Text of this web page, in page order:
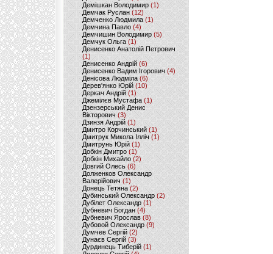
Демішкан Володимир(1)
Демчак Руслан (12)
Демченко Людмила (1)
Демчина Павло (4)
Демчишин Володимир (5)
Демчук Ольга(1)
Денисенко Анатолій Петрович
(1)
Денисенко Андрій (6)
Денисенко Вадим Ігорович (4)
Денісова Людміла(6)
Дерев'янко Юрій(10)
Деркач Андрій(1)
Джемілєв Мустафа (1)
Дзензерський Денис
Вікторович (3)
Дзинзя Андрій (1)
Дмитро Корчинський (1)
Дмитрук Микола Ілліч (1)
Дмитрунь Юрій (1)
Добкін Дмитро(1)
Добкін Михайло (2)
Довгий Олесь (6)
Долженков Олександр
Валерійович (1)
Донець Тетяна (2)
Дубинський Олександр(2)
Дубілет Олександр (1)
Дубневич Богдан (4)
Дубневич Ярослав (8)
Дубовой Олександр(9)
Думчев Сергій (2)
Дунаєв Сергій(3)
Дурдинець Тиберій (1)